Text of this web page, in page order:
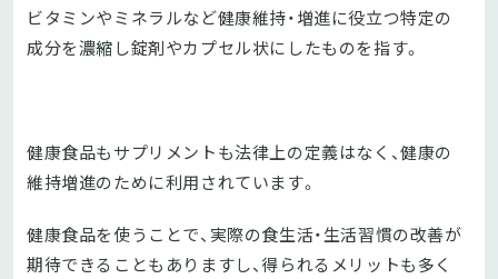
ビタミンやミネラルなど健康維持・増進に役立つ特定の
成分を濃縮し錠剤やカプセル状にしたものを指す。
健康食品もサプリメントも法律上の定義はなく、健康の
維持増進のために利用されています。
健康食品を使うことで、実際の食生活・生活習慣の改善が
期待できることもありますし、得られるメリットも多く